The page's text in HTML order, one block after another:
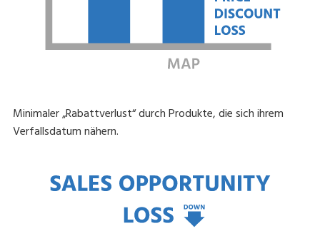
Minimaler „Rabattverlust“ durch Produkte, die sich ihrem
Verfallsdatum nähern.